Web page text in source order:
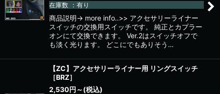
在庫数 ：有り
商品説明→ more info..>> アクセサリーライナー
スイッチの交換用スイッチです。 純正とカプラー
オンにて交換できます。 Ver.2はスイッチオフで
も淡く光ります。 どこにでもありそう…
【ZC】アクセサリーライナー用 リングスイッチ
［BRZ］
2,530円 ～(税込)